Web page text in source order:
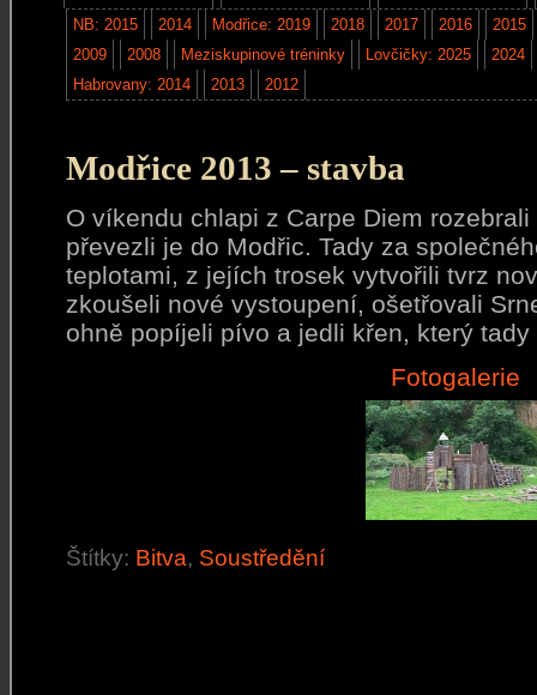
NB: 2015 2014 Modřice: 2019 2018 2017 2016
2015
2009
2008 Meziskupinové tréninky Lovčičky: 2025
2024
Habrovany: 2014
2013 2012
Modřice 2013 – stavba
O víkendu chlapi z Carpe Diem
převezli je do Modřic. Tady za
teplotami, z jejích trosek vytvořili tvrz
zkoušeli nové vystoupení, ošetřovali
ohně popíjeli pívo a jedli křen, který tady
Fotogalerie
Štítky: Bitva, Soustředění